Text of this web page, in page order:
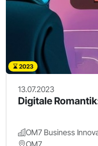
2023
13.07.2023
Digitale
OM7 Business
OM7